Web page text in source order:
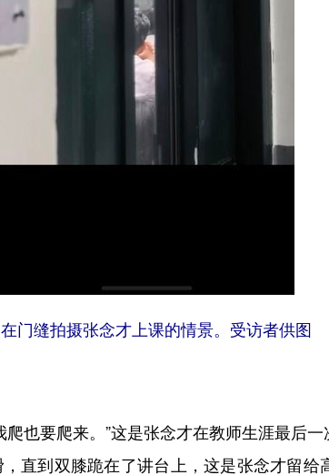
门缝拍摄张念才上课的情景。受访者供图
要爬来。”这是张念才在教师生涯最后一
直到双膝跪在了讲台上，这是张念才留给